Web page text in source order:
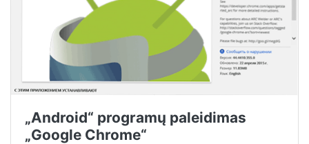
„Android“ programų paleidimas
„Google Chrome“